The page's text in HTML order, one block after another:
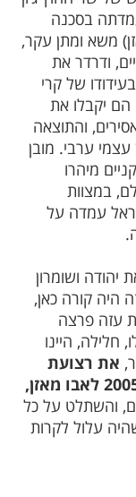
העמדתה בסכנה
משא ומתן עקר,
ודרדר את
של קרי
יקבלו את
והתוצאה
עצמי ערבי. מובן
מיהרו
במצוות
עמדה על
יהודה ושומרון
היה קורה כאן,
עזה פרצה
חלילה, היינו
את רצועת
והשתלט על כל
עלול לקרות